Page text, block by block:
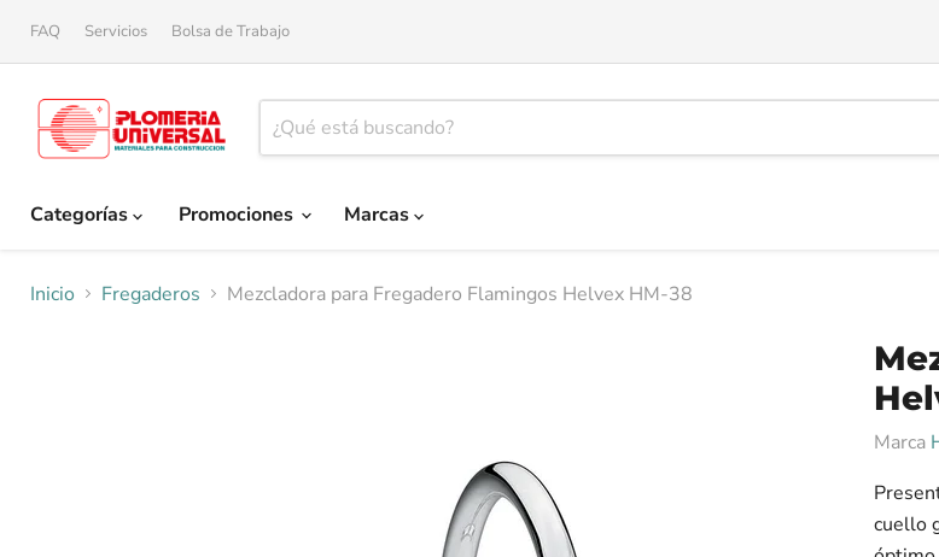
FAQ Servicios Bolsa de Trabajo
Categorías
Promociones Marcas
Inicio Fregaderos Mezcladora para Fregadero Flamingos Helvex HM-38
Marca
cuello